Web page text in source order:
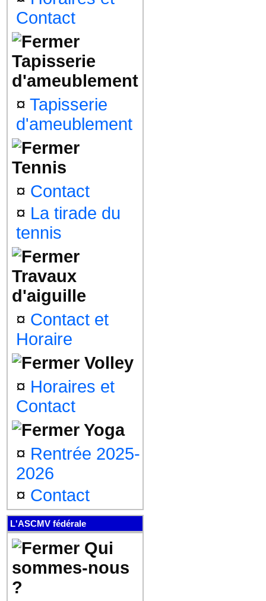
Contact
Tapisserie
d'ameublement
¤ Tapisserie
d'ameublement
Tennis
¤ Contact
¤ La tirade du
tennis
Travaux
d'aiguille
¤ Contact et
Horaire
Volley
¤ Horaires et
Contact
Yoga
¤ Rentrée 2025-
2026
¤ Contact
L'ASCMV fédérale
Qui
sommes-nous
?